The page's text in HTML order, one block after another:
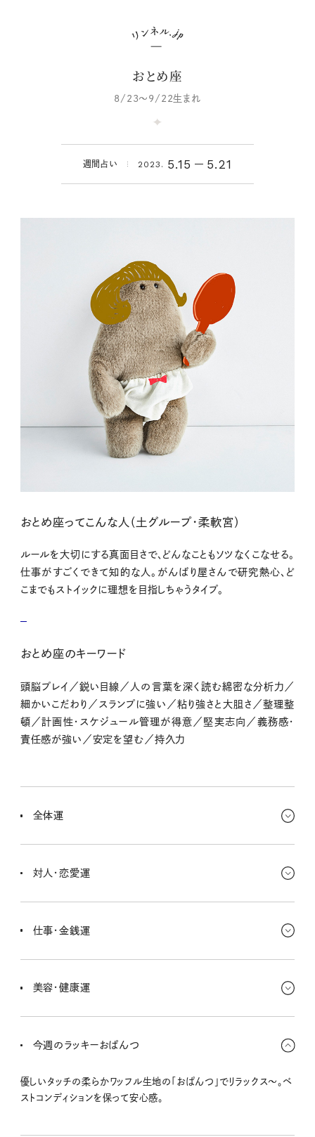
おとめ座
8/23～9/22生まれ
週間占い 2023. 5.15 5.21
おとめ座ってこんな人（土グループ・柔軟宮）
ルールを大切にする真面目さで、どんなこともソツなくこなせる。
仕事がすごくできて知的な人。がんばり屋さんで研究熱心、ど
こまでもストイックに理想を目指しちゃうタイプ。
おとめ座のキーワード
頭脳プレイ／鋭い目線／人の言葉を深く読む綿密な分析力／
細かいこだわり／スランプに強い／粘り強さと大胆さ／整理整
頓／計画性・スケジュール管理が得意／堅実志向／義務感・
責任感が強い／安定を望む／持久力
全体運
余裕を持ってみて。新しい世界を覗きにいって、新鮮さを取り入れる
対人・恋愛運
アドバイスをもらえそう〜。カップルの場合は、相手への気持ちを整
仕事・金銭運
して。必要としてくれる人へ渡ると嬉しいよね☆ 循環がよくなって、
美容・健康運
でストレッチするのはどうかな？ 軽めのスポーツはなるべく続けて！
今週のラッキーおぱんつ
優しいタッチの柔らかワッフル生地の「おぱんつ」でリラックス〜。ベ
ストコンディションを保って安心感。